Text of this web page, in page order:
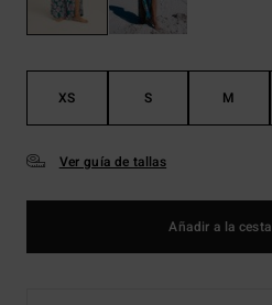
XS S M
Ver guía de tallas
Añadir a la cesta